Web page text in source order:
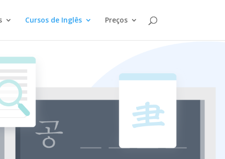
Cursos de Inglês Preços